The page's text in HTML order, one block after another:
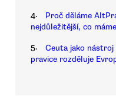
4.
Proč děláme
nejdůležitější, co máme
5.
Ceuta jako
pravice rozděluje